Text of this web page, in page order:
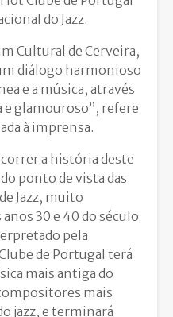
do Jazz.
Cultural de Cerveira,
diálogo harmonioso
e a música, através
glamouroso”, refere
à imprensa.
a história deste
ponto de vista das
Jazz, muito
30 e 40 do século
pela
de Portugal terá
mais antiga do
mais
jazz, e terminará